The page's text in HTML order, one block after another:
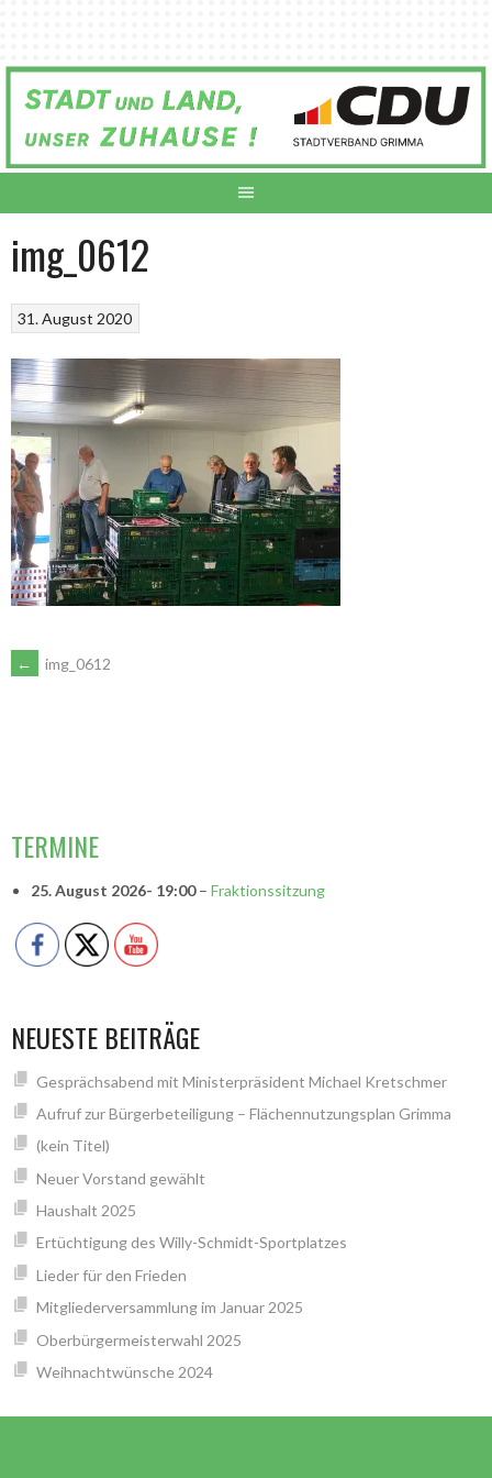
Inhalt
img_0612
31. August 2020
ARTIKEL-
← img_0612
TERMINE
25. August 2026- 19:00– Fraktionssitzung
NEUESTE BEITRÄGE
Gesprächsabend mit Ministerpräsident Michael Kretschmer
Aufruf zur Bürgerbeteiligung – Flächennutzungsplan Grimma
(kein Titel)
Neuer Vorstand gewählt
Haushalt 2025
Ertüchtigung des Willy-Schmidt-Sportplatzes
Lieder für den Frieden
Mitgliederversammlung im Januar 2025
Oberbürgermeisterwahl 2025
Weihnachtwünsche 2024